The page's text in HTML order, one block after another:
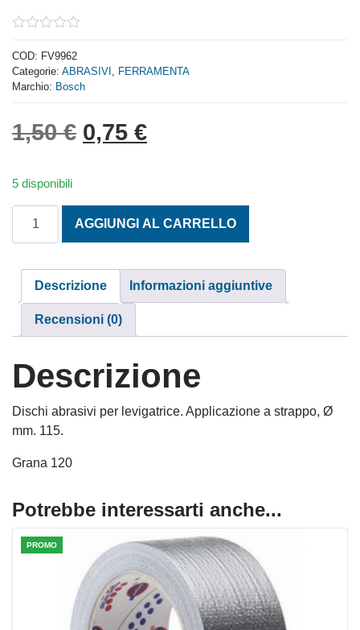
out
of
5
COD: FV9962
Categorie: ABRASIVI
FERRAMENTA
Marchio: Bosch
1,50€ Il prezzo originale era:
0,75 €Il prezzo attuale è:
5 disponibili
AGGIUNGI AL CARRELLO
Descrizione Informazioni aggiuntive
Recensioni (0)
Descrizione
Dischi abrasivi per levigatrice. Applicazione a strappo, Ø
mm. 115.
Grana 120
Potrebbe interessarti anche...
PROMO